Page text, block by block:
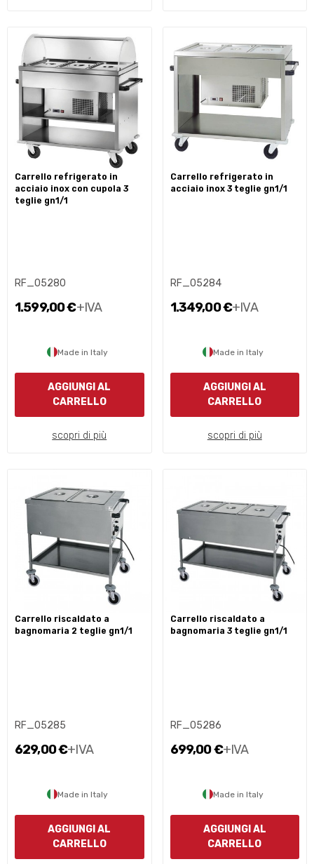
carrello refrigerato in
acciaio inox con cupola 3
teglie gn1/1
RF_05280
1.599,00 €+IVA
Made in Italy
AGGIUNGI AL
CARRELLO
scopri di più
carrello refrigerato in
acciaio inox 3 teglie gn1/1
RF_05284
1.349,00 €+IVA
Made in Italy
AGGIUNGI AL
CARRELLO
scopri di più
carrello riscaldato a
bagnomaria 2 teglie gn1/1
RF_05285
629,00 €+IVA
Made in Italy
AGGIUNGI AL
CARRELLO
carrello riscaldato a
bagnomaria 3 teglie gn1/1
RF_05286
699,00 €+IVA
Made in Italy
AGGIUNGI AL
CARRELLO